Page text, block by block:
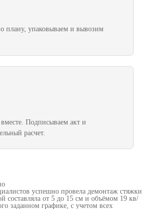
плану, упаковываем и вывозим
вместе. Подписываем акт и
расчет.
успешно провела демонтаж стяжки
составляла от 5 до 15 см и объёмом 19 кв/
заданном графике, с учетом всех